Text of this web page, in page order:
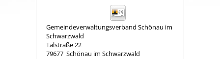
Gemeindeverwaltungsverband Schönau im
Schwarzwald
Talstraße 22
79677 Schönau im Schwarzwald